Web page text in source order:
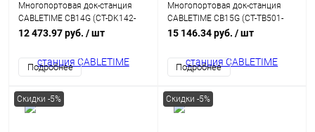
Многопортовая док-станция
CABLETIME CB14G (CT-DK142-
AG) с 3 монитора 2 порта HDMI
12 473.97 руб. / шт
Подробнее
Многопортовая док-станция
CABLETIME CB15G (CT-TB501-
AG) 5-В-1 Thunderbolt на Chipset
15 146.34 руб. / шт
Подробнее
Скидки -5% Скидки -5%